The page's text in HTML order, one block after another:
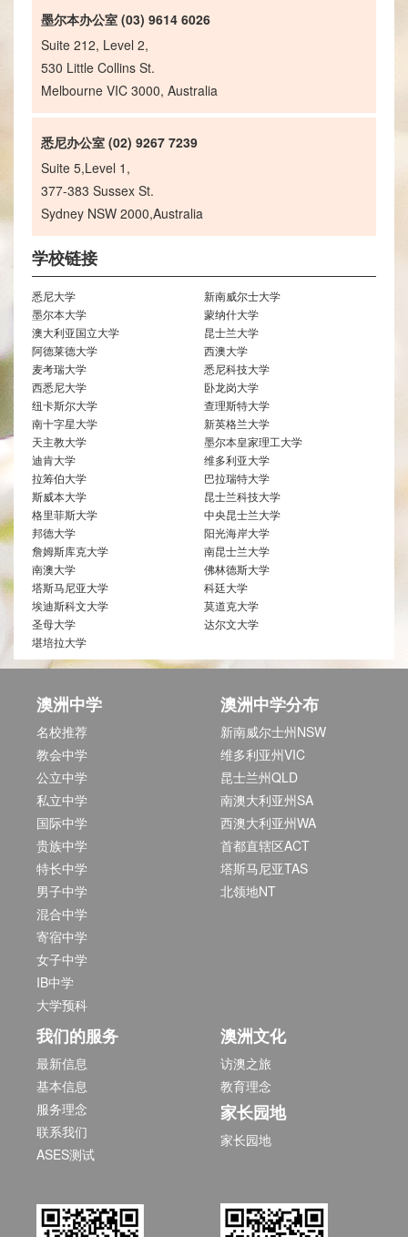
墨尔本办公室 (03) 9614 6026
Suite 212, Level 2,
530 Little Collins St.
Melbourne VIC 3000, Australia
悉尼办公室 (02) 9267 7239
Suite 5,Level 1,
377-383 Sussex St.
Sydney NSW 2000,Australia
学校链接
悉尼大学
新南威尔士大学
墨尔本大学
蒙纳什大学
澳大利亚国立大学
昆士兰大学
阿德莱德大学
西澳大学
麦考瑞大学
悉尼科技大学
西悉尼大学
卧龙岗大学
纽卡斯尔大学
查理斯特大学
南十字星大学
新英格兰大学
天主教大学
墨尔本皇家理工大学
迪肯大学
维多利亚大学
拉筹伯大学
巴拉瑞特大学
斯威本大学
昆士兰科技大学
格里菲斯大学
中央昆士兰大学
邦德大学
阳光海岸大学
詹姆斯库克大学
南昆士兰大学
南澳大学
佛林德斯大学
塔斯马尼亚大学
科廷大学
埃迪斯科文大学
莫道克大学
圣母大学
达尔文大学
堪培拉大学
澳洲中学
名校推荐
教会中学
公立中学
私立中学
国际中学
贵族中学
特长中学
男子中学
混合中学
寄宿中学
女子中学
IB中学
大学预科
澳洲中学分布
新南威尔士州NSW
维多利亚州VIC
昆士兰州QLD
南澳大利亚州SA
西澳大利亚州WA
首都直辖区ACT
塔斯马尼亚TAS
北领地NT
我们的服务
最新信息
基本信息
服务理念
联系我们
ASES测试
澳洲文化
访澳之旅
教育理念
家长园地
家长园地